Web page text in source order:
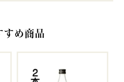
すめ商品